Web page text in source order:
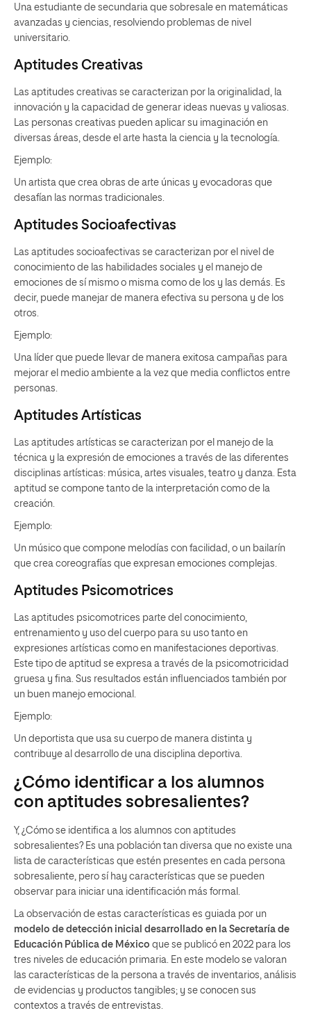
Una estudiante de secundaria que sobresale en matemáticas
avanzadas y ciencias, resolviendo problemas de nivel
universitario.
Aptitudes Creativas
Las aptitudes creativas se caracterizan por la originalidad, la
innovación y la capacidad de generar ideas nuevas y valiosas.
Las personas creativas pueden aplicar su imaginación en
diversas áreas, desde el arte hasta la ciencia y la tecnología.
Ejemplo:
Un artista que crea obras de arte únicas y evocadoras que
desafían las normas tradicionales.
Aptitudes Socioafectivas
Las aptitudes socioafectivas se caracterizan por el nivel de
conocimiento de las habilidades sociales y el manejo de
emociones de sí mismo o misma como de los y las demás. Es
decir, puede manejar de manera efectiva su persona y de los
otros.
Ejemplo:
Una líder que puede llevar de manera exitosa campañas para
mejorar el medio ambiente a la vez que media conflictos entre
personas.
Aptitudes Artísticas
Las aptitudes artísticas se caracterizan por el manejo de la
técnica y la expresión de emociones a través de las diferentes
disciplinas artísticas: música, artes visuales, teatro y danza. Esta
aptitud se compone tanto de la interpretación como de la
creación.
Ejemplo:
Un músico que compone melodías con facilidad, o un bailarín
que crea coreografías que expresan emociones complejas.
Aptitudes Psicomotrices
Las aptitudes psicomotrices parte del conocimiento,
entrenamiento y uso del cuerpo para su uso tanto en
expresiones artísticas como en manifestaciones deportivas.
Este tipo de aptitud se expresa a través de la psicomotricidad
gruesa y fina. Sus resultados están influenciados también por
un buen manejo emocional.
Ejemplo:
Un deportista que usa su cuerpo de manera distinta y
contribuye al desarrollo de una disciplina deportiva.
¿Cómo identificar a los alumnos
con aptitudes sobresalientes?
Y, ¿Cómo se identifica a los alumnos con aptitudes
sobresalientes? Es una población tan diversa que no existe una
lista de características que estén presentes en cada persona
sobresaliente, pero sí hay características que se pueden
observar para iniciar una identificación más formal.
La observación de estas características es guiada por un
modelo de detección inicial desarrollado en la Secretaría de
Educación Pública de México que se publicó en 2022 para los
tres niveles de educación primaria. En este modelo se valoran
las características de la persona a través de inventarios, análisis
de evidencias y productos tangibles; y se conocen sus
contextos a través de entrevistas.